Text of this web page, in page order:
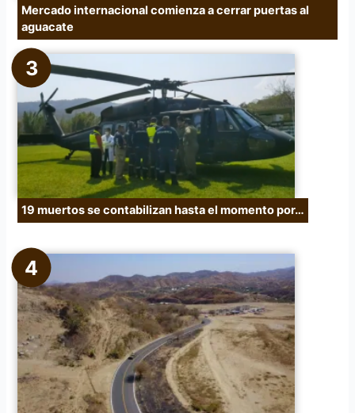
Mercado internacional comienza a cerrar puertas al
aguacate
19 muertos se contabilizan hasta el momento por…